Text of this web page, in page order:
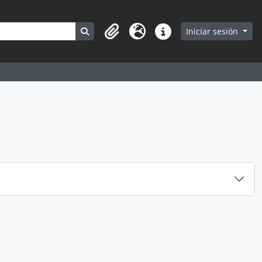
Search in browse page
Portapapeles
Idioma Enlaces rápidos
Iniciar sesión